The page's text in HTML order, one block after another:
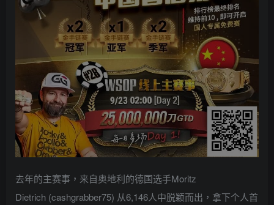
去年的主赛事，来自奥地利的德国选手Moritz
Dietrich (cashgrabber75) 从6,146人中脱颖而出，拿下个人首